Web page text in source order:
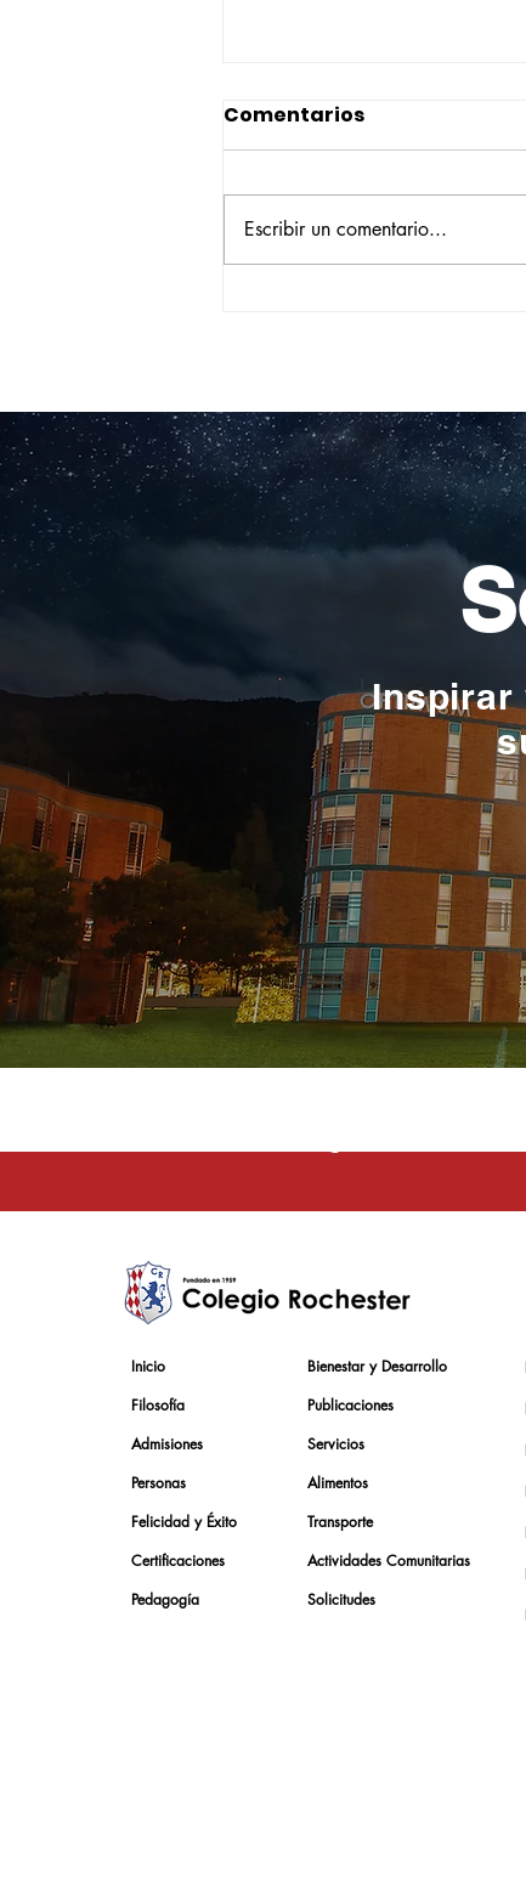
Comentarios
Escribir un comentario...
Inspirar
La
Inicio
Filosofía
Admisiones
Personas
Felicidad y Éxito
Certificaciones
Pedagogía
Bienestar y Desarrollo
Publicaciones
Servicios
Alimentos
Transporte
Actividades Comunitarias
Solicitudes